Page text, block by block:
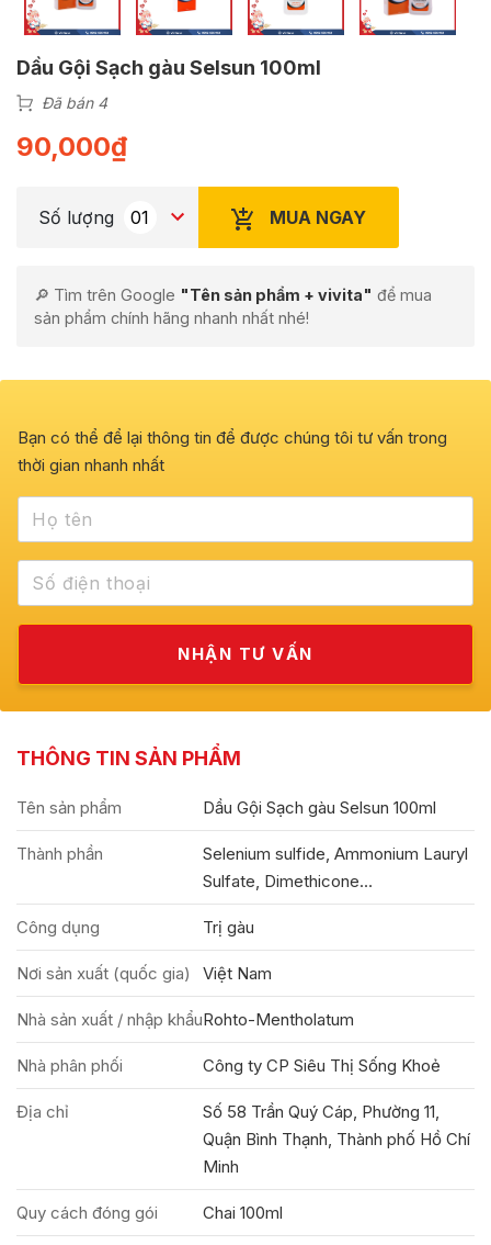
Dầu Gội Sạch gàu Selsun 100ml
Đã bán 4
90,000₫
Số lượng MUA NGAY
🔎 Tìm trên Google "Tên sản phẩm + vivita" để mua
sản phẩm chính hãng nhanh nhất nhé!
Bạn có thể để lại thông tin để được chúng tôi tư vấn trong
thời gian nhanh nhất
THÔNG TIN SẢN PHẨM
Tên sản phẩm Dầu Gội Sạch gàu Selsun 100ml
Thành phần
Selenium sulfide, Ammonium Lauryl
Sulfate, Dimethicone…
Công dụng Trị gàu
Nơi sản xuất (quốc gia) Việt Nam
Nhà sản xuất / nhập khẩuRohto-Mentholatum
Nhà phân phối Công ty CP Siêu Thị Sống Khoẻ
Địa chỉ
Số 58 Trần Quý Cáp, Phường 11,
Quận Bình Thạnh, Thành phố Hồ Chí
Minh
Quy cách đóng gói Chai 100ml